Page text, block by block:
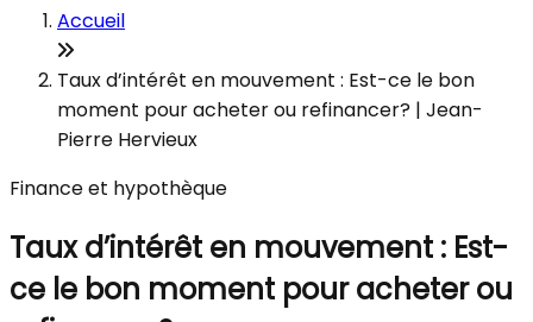
Accueil
Taux d’intérêt en mouvement : Est-ce le bon
moment pour acheter ou refinancer? | Jean-
Pierre Hervieux
Finance et hypothèque
Taux d’intérêt en mouvement : Est-
ce le bon moment pour acheter ou